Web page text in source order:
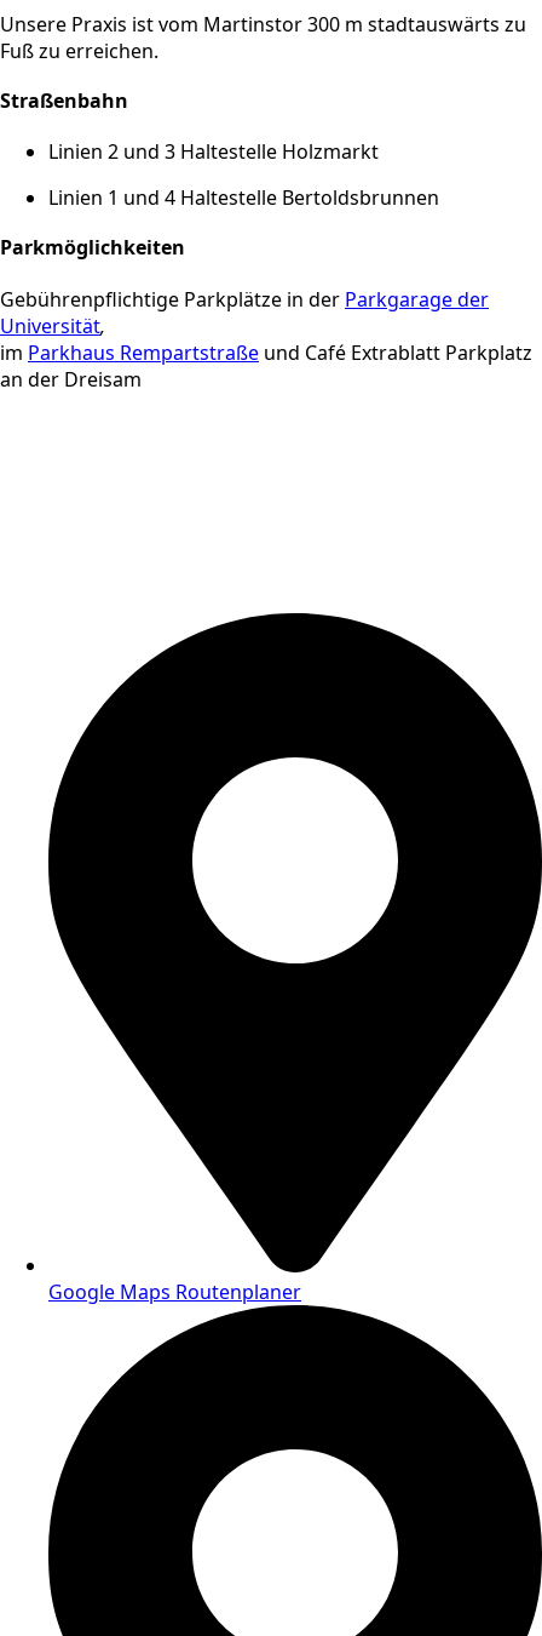
Unsere Praxis ist vom Martinstor 300 m stadtauswärts zu
Fuß zu erreichen.
Straßenbahn
Linien 2 und 3 Haltestelle Holzmarkt
Linien 1 und 4 Haltestelle Bertoldsbrunnen
Parkmöglichkeiten
Gebührenpflichtige Parkplätze in der Parkgarage der
Universität,
im Parkhaus Rempartstraße und Café Extrablatt Parkplatz
an der Dreisam
Google Maps Routenplaner